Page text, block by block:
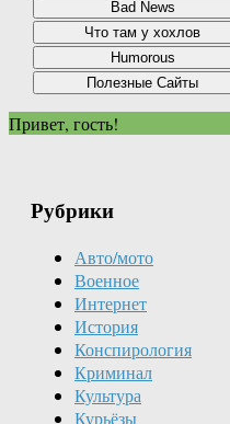
Привет, гость!
Рубрики
Авто/мото
Военное
Интернет
История
Конспирология
Криминал
Культура
Курьёзы